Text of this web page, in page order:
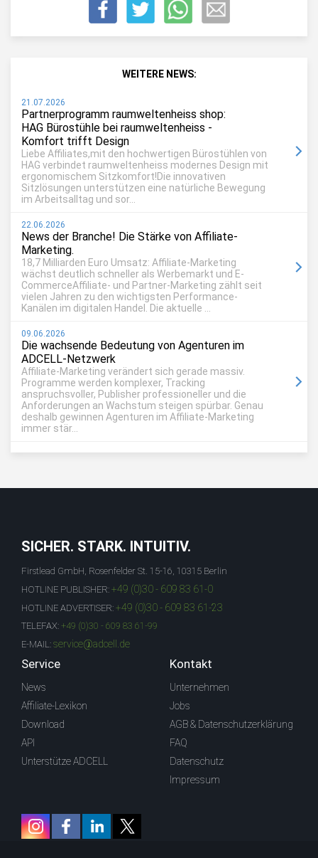
WEITERE NEWS:
21.07.2026
Partnerprogramm raumweltenheiss shop:
HAG Bürostühle bei raumweltenheiss -
Komfort trifft Design
Liebe Affiliates,mit den hochwertigen Bürostühlen von
HAG verbindet raumweltenheiss modernes Design mit
ergonomischem Sitzkomfort!Die innovativen
Sitzlösungen unterstützen eine natürliche Bewegung
im Arbeitsalltag und sor...
22.06.2026
News der Branche! Die Stärke von Affiliate-
Marketing.
18,7 Milliarden Euro Umsatz: Affiliate-Marketing
wächst deutlich schneller als Werbemarkt und E-
CommerceAffiliate- und Partner-Marketing zählt seit
vielen Jahren zu den wichtigsten Performance-
Kanälen im digitalen Handel. Die aktuelle ...
09.06.2026
Die wachsende Bedeutung von Agenturen im
ADCELL-Netzwerk
Affiliate-Marketing verändert sich gerade massiv.
Programme werden komplexer, Tracking
anspruchsvoller, Publisher professioneller und die
Anforderungen an Wachstum steigen spürbar. Genau
deshalb gewinnen Agenturen im Affiliate-Marketing
immer stär...
SICHER. STARK. INTUITIV.
Firstlead GmbH, Rosenfelder St. 15-16, 10315 Berlin
HOTLINE PUBLISHER: +49 (0)30 - 609 83 61-0
HOTLINE ADVERTISER: +49 (0)30 - 609 83 61-23
TELEFAX: +49 (0)30 - 609 83 61-99
E-MAIL: service@adcell.de
Service
News
Affiliate-Lexikon
Download
API
Unterstütze ADCELL
Kontakt
Unternehmen
Jobs
AGB & Datenschutzerklärung
FAQ
Datenschutz
Impressum